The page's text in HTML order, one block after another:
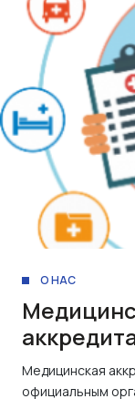
О НАС
Медицинская
официальным